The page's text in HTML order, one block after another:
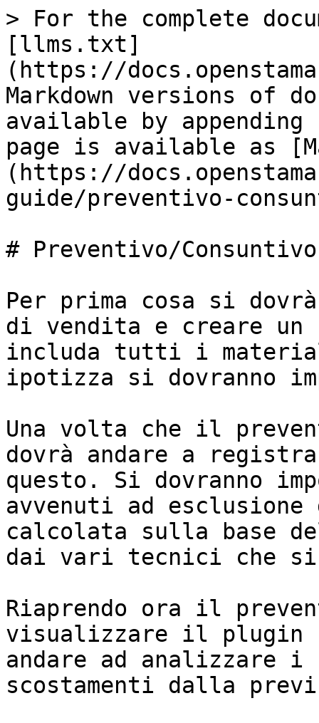
> For the complete
[llms.txt]
(https://
Markdown versions of
available by
page is available as
(https://
guide/preventivo-
# Preventivo/Consuntivo
Per prima cosa si
di vendita e creare un
includa tutti i
ipotizza si dovranno
Una volta che il
dovrà andare a
questo. Si dovranno
avvenuti ad esclusione
calcolata sulla base
dai vari tecnici che si
Riaprendo ora il
visualizzare il plugin
andare ad
scostamenti dalla